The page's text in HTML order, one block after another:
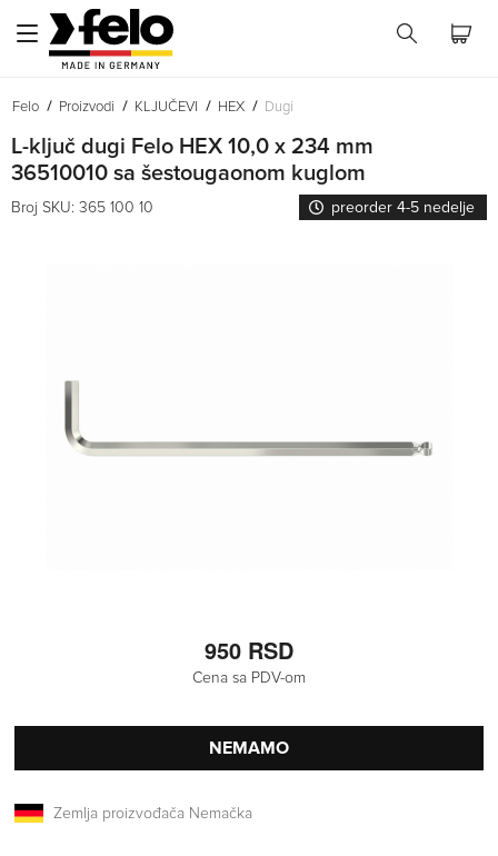
Felo Proizvodi KLJUČEVI HEX Dugi
L-ključ dugi Felo HEX 10,0 x 234 mm
36510010 sa šestougaonom kuglom
Broj SKU: 365 100 10 preorder 4-5 nedelje
950 RSD
Cena sa PDV-om
NEMAMO
Zemlja proizvođača Nemačka